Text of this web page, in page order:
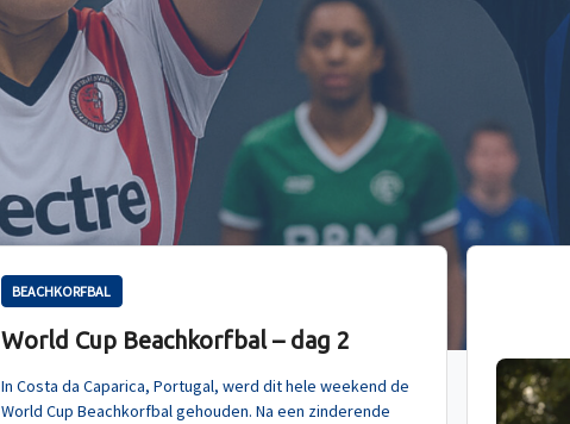
BEACHKORFBAL
World Cup Beachkorfbal – dag 2
In Costa da Caparica, Portugal, werd dit hele weekend de
World Cup Beachkorfbal gehouden. Na een zinderende